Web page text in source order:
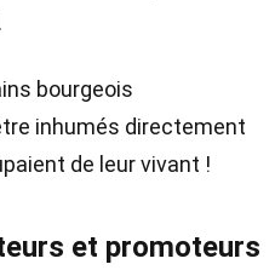
bourgeois
inhumés directement
de leur vivant !
et promoteurs